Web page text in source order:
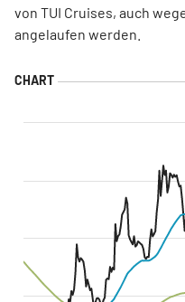
von TUI Cruises, auch
angelaufen werden.